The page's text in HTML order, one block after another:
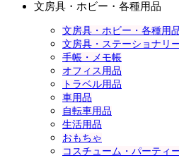
文房具・ホビー・各種用品
文房具・ホビー・各種用
文房具・ステーショナリ
手帳・メモ帳
オフィス用品
トラベル用品
車用品
自転車用品
生活用品
おもちゃ
コスチューム・パーティ